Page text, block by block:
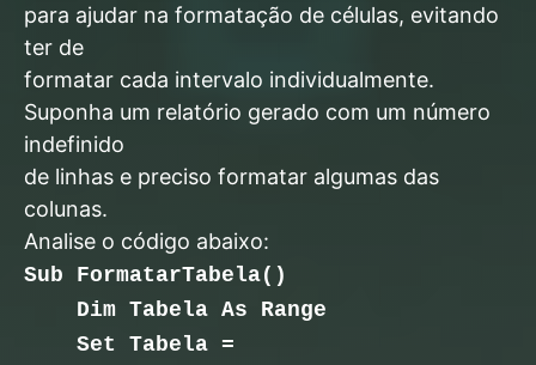
para ajudar na formatação de células, evitando
ter de
formatar cada intervalo individualmente.
Suponha um relatório gerado com um número
indefinido
de linhas e preciso formatar algumas das
colunas.
Analise o código abaixo:
Sub FormatarTabela()
Dim Tabela As Range
Set Tabela =